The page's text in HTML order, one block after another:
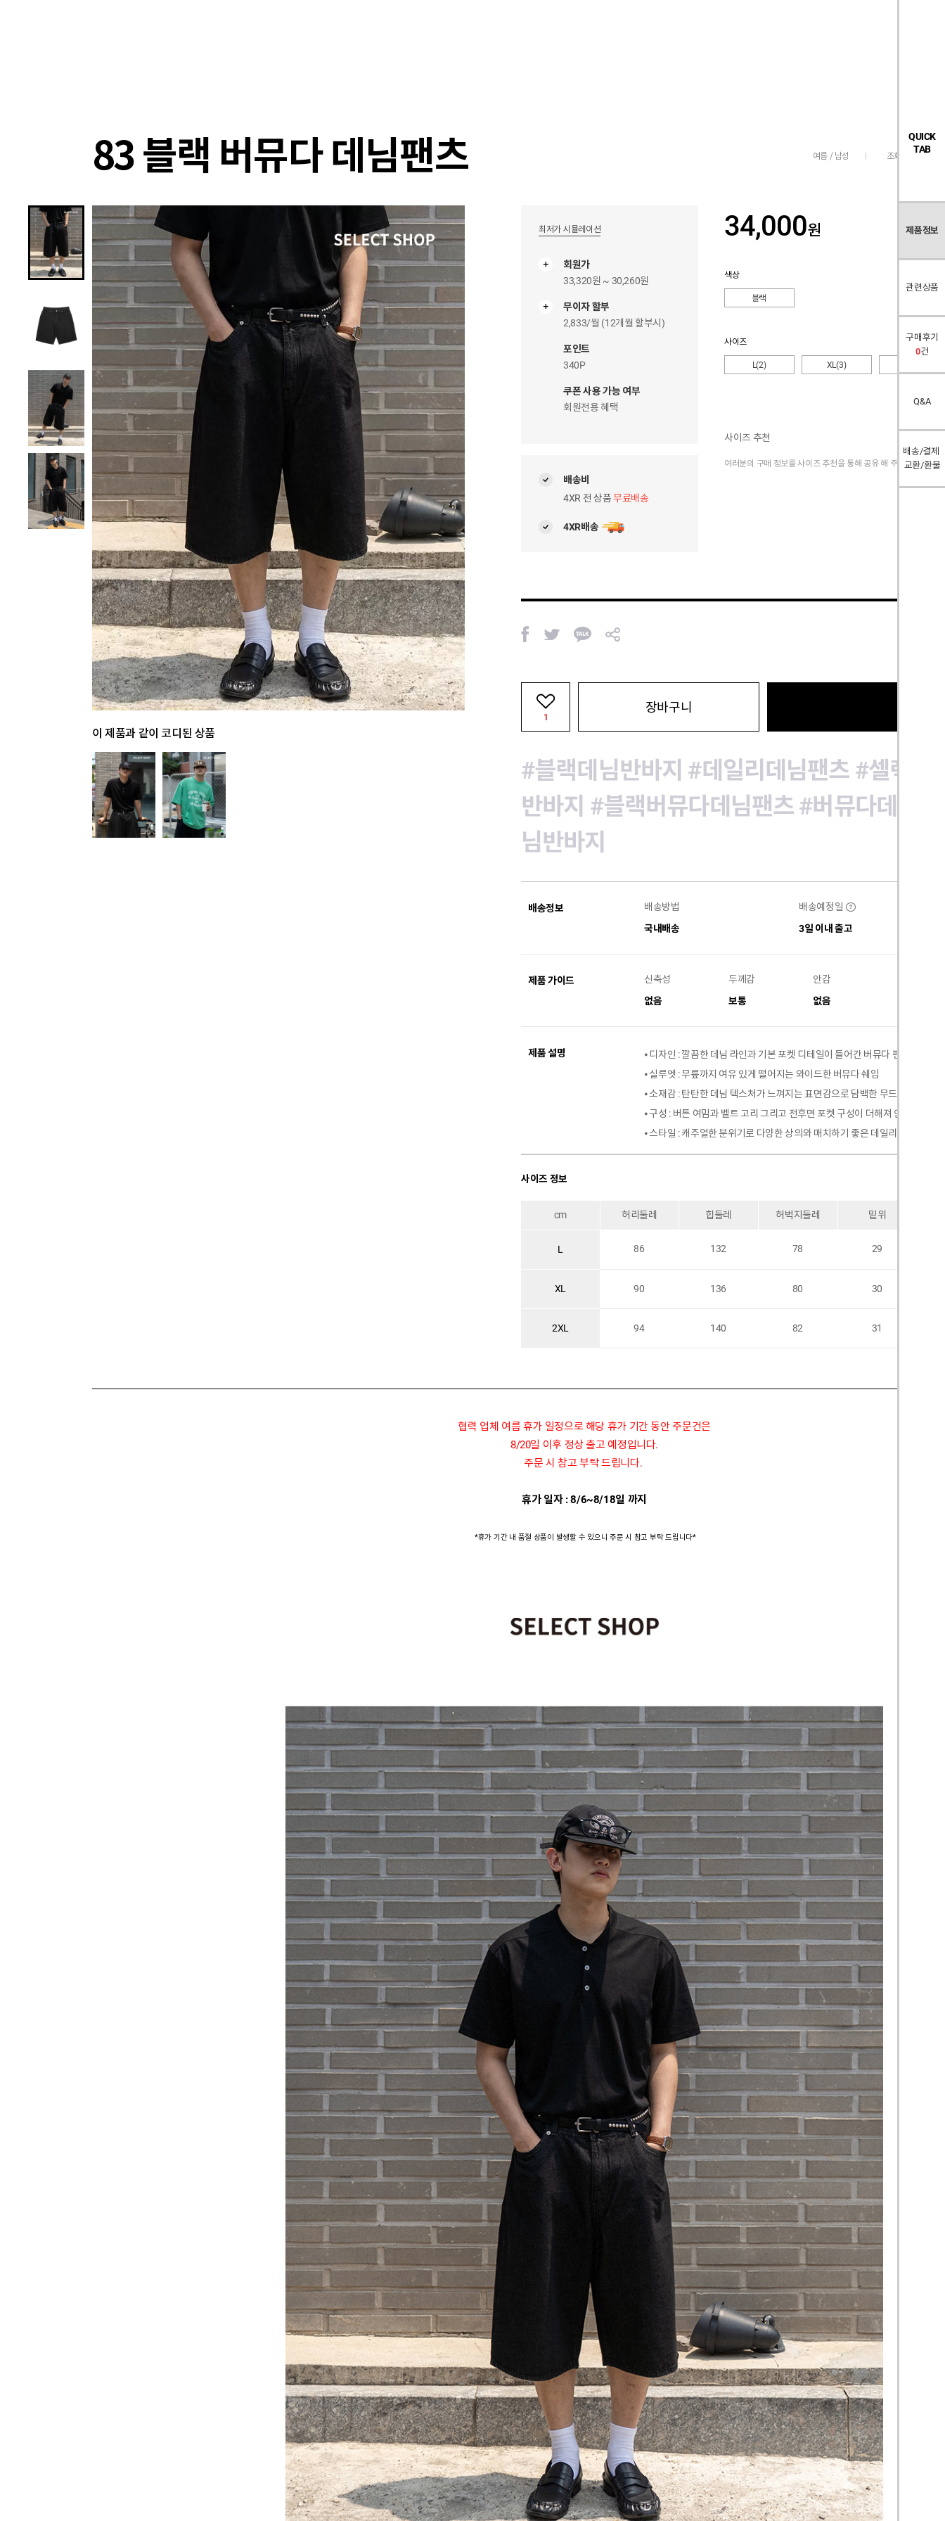
QUICK
TAB
제품정보
관련상품
구매후기
0건
Q&A
배송/결제
교환/환불
83 블랙 버뮤다 데님팬츠 여름 / 남성 조회수 136
이 제품과 같이 코디된 상품
최저가 시뮬레이션
회원가
33,320원 ~ 30,260원
무
무이자 할부
2,833/월 (12개월 할부시)
포인트
340P
쿠폰 사용 가능 여부
회원전용 혜택
배송비
4XR 전 상품무료배송
4XR배송
34,000원
색상
블랙
사이즈
L(2) XL(3)
사이즈 추천
여러분의 구매 정보를 사이즈 추천을 통해 공유 해 주세요.
페
이
트
위
카
카
공
유
장바구니
1
#블랙데님반바지 #데일리데님팬츠 #셀렉샵
반바지 #블랙버뮤다데님팬츠 #버뮤다데님팬
님반바지
배송정보
배송방법
국내배송
배송예정일 ?
3일 이내 출고
제품 가이드
신축성
없음
두께감
보통
안감
없음
제품 설명
⦁ 디자인 : 깔끔한 데님 라인과 기본 포켓 디테일이 들어간 버뮤다 팬츠 타입 구
⦁ 실루엣 : 무릎까지 여유 있게 떨어지는 와이드한 버뮤다 쉐입
⦁ 소재감 : 탄탄한 데님 텍스처가 느껴지는 표면감으로 담백한 무드 연출
⦁ 구성 : 버튼 여밈과 벨트 고리 그리고 전후면 포켓 구성이 더해져 안정감 있는
⦁ 스타일 : 캐주얼한 분위기로 다양한 상의와 매치하기 좋은 데일리 스타일
사이즈 정보
cm 허리둘레 힙둘레 허벅지둘레 밑위
L 86 132 78 29
XL 90 136 80 30
2XL 94 140 82 31
협력 업체 여름 휴가 일정으로 해당 휴가 기간 동안 주문건은
8/20일 이후 정상 출고 예정입니다.
주문 시 참고 부탁 드립니다.
휴가 일자 : 8/6~8/18일 까지
*휴가 기간 내 품절 상품이 발생할 수 있으니 주문 시 참고 부탁 드립니다*